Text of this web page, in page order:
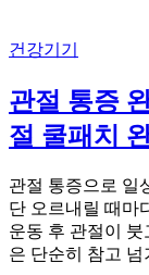
건강기기
관절 통증
절 쿨패치
관절 통증으로 일
단 오르내릴 때마
운동 후 관절이
은 단순히 참고